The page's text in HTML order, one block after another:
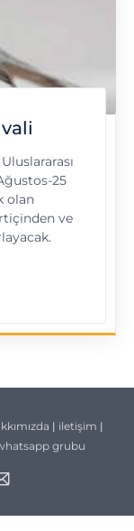
25
olan
ve
| iletişim |
grubu